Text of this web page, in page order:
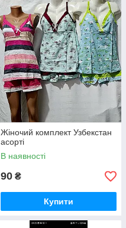
Жіночий комплект Узбекстан
асорті
В наявності
90 ₴
Купити